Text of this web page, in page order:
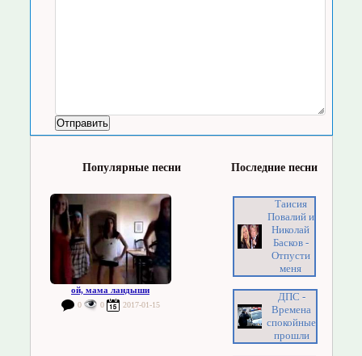
Популярные песни
ой, мама ландыши
0 0 2017-01-15
Последние песни
Таисия
Повалий и
Николай
Басков -
Отпусти
меня
ДПС -
Времена
спокойные
прошли